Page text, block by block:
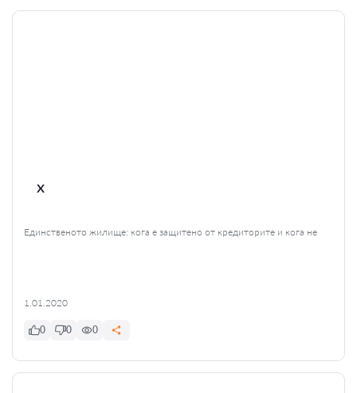
x
Единственото жилище: кога е защитено от кредиторите и кога не
1.01.2020
0 0 0